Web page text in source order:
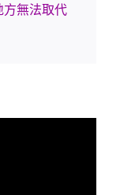
方無法取代